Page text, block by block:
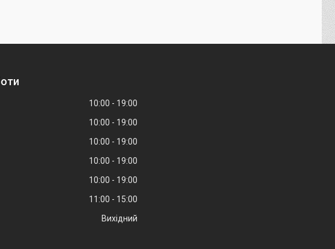
10:00
19:00
10:00
19:00
10:00
19:00
10:00
19:00
10:00
19:00
11:00
15:00
Вихідний